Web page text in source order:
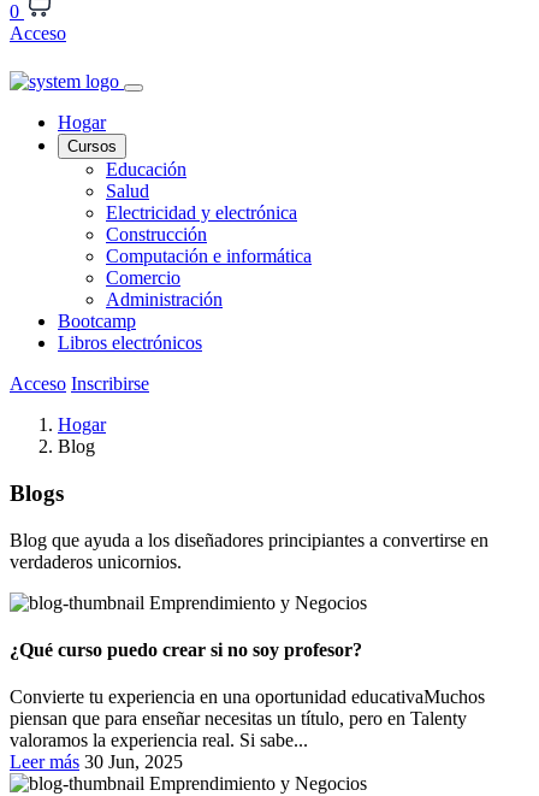
0
Acceso
Hogar
Cursos
Educación
Salud
Electricidad y electrónica
Construcción
Computación e informática
Comercio
Administración
Bootcamp
Libros electrónicos
Acceso Inscribirse
Hogar
Blog
Blogs
Blog que ayuda a los diseñadores principiantes a convertirse en
verdaderos unicornios.
Emprendimiento y Negocios
¿Qué curso puedo crear si no soy profesor?
Convierte tu experiencia en una oportunidad educativaMuchos
piensan que para enseñar necesitas un título, pero en Talenty
valoramos la experiencia real. Si sabe...
Leer más 30 Jun, 2025
Emprendimiento y Negocios